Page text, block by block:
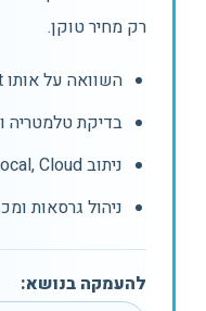
רק מחיר טוקן.
השוואה על אותו Golden Set
בדיקת טלמטריה
ניתוב Local, Cloud או Hybrid
ניהול גרסאות
להעמקה בנושא: